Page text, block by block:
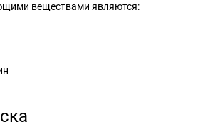
веществами являются: